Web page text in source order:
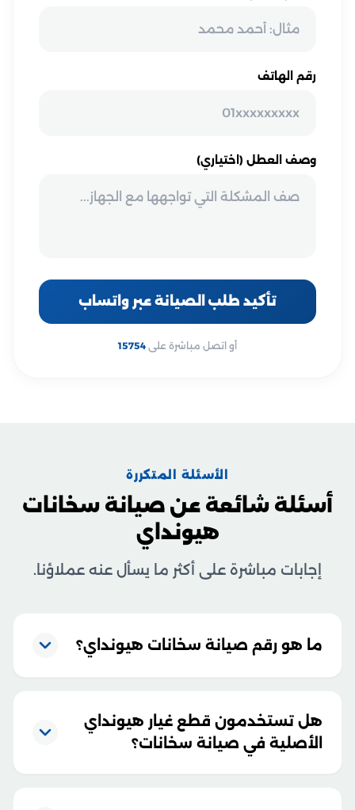
رقم الهاتف
وصف العطل (اختياري)
تأكيد طلب الصيانة عبر واتساب
أو اتصل مباشرة على 15754
الأسئلة المتكررة
أسئلة شائعة عن صيانة سخانات
هيونداي
إجابات مباشرة على أكثر ما يسأل عنه عملاؤنا.
ما هو رقم صيانة سخانات هيونداي؟
هل تستخدمون قطع غيار هيونداي
الأصلية في صيانة سخانات؟